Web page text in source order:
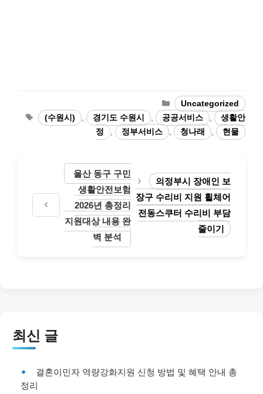
Categories
Uncategorized
Tags
(수원시) 경기도 수원시 공공서비스
생활안
정
정부서비스 청나래 현물
울산 동구 구민
생활안전보험
2026년 총정리
지원대상 내용 완
벽 분석
의정부시 장애인 보
장구 수리비 지원 휠체어
전동스쿠터 수리비 부담
줄이기
최신 글
결혼이민자 역량강화지원 신청 방법 및 혜택 안내 총
정리